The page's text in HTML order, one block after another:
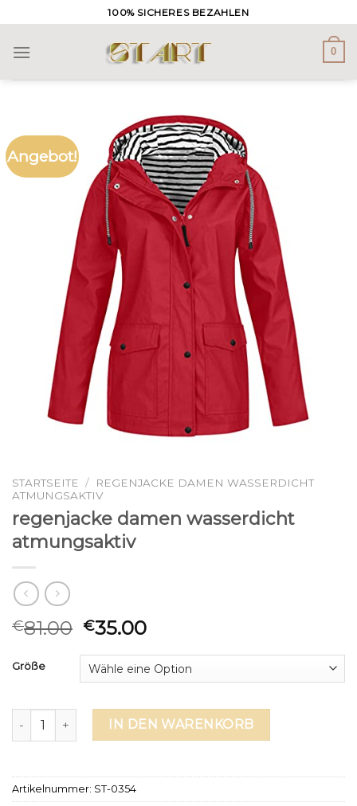
to
content
100% SICHERES BEZAHLEN
0
Angebot!
STARTSEITE /
REGENJACKE DAMEN WASSERDICHT
ATMUNGSAKTIV
regenjacke damen wasserdicht
atmungsaktiv
€81.00 €35.00
Größe
regenjacke damen wasserdicht atmungsaktiv Menge
IN DEN WARENKORB
Artikelnummer: ST-0354